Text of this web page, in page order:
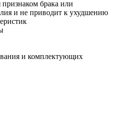
признаком брака или
и не приводит к ухудшению
и комплектующих